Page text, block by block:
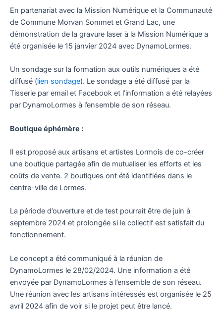
En partenariat avec la Mission Numérique et la Communauté
de Commune Morvan Sommet et Grand Lac, une
démonstration de la gravure laser à la Mission Numérique a
été organisée le 15 janvier 2024 avec DynamoLormes.
Un sondage sur la formation aux outils numériques a été
diffusé (lien sondage). Le sondage a été diffusé par la
Tisserie par email et Facebook et l’information a été relayées
par DynamoLormes à l’ensemble de son réseau.
Boutique éphémère :
Il est proposé aux artisans et artistes Lormois de co-créer
une boutique partagée afin de mutualiser les efforts et les
coûts de vente. 2 boutiques ont été identifiées dans le
centre-ville de Lormes.
La période d’ouverture et de test pourrait être de juin à
septembre 2024 et prolongée si le collectif est satisfait du
fonctionnement.
Le concept a été communiqué à la réunion de
DynamoLormes le 28/02/2024. Une information a été
envoyée par DynamoLormes à l’ensemble de son réseau.
Une réunion avec les artisans intéressés est organisée le 25
avril 2024 afin de voir si le projet peut être lancé.